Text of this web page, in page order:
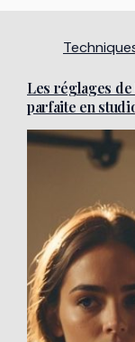
Les réglages
parfaite en